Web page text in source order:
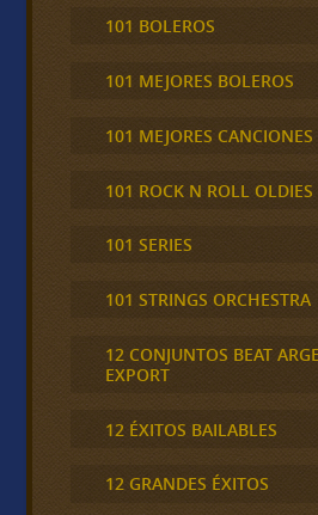
101 BOLEROS
101 MEJORES BOLEROS
101 MEJORES
101 ROCK N ROLL
101 SERIES
101 STRINGS ORCHESTRA
12 CONJUNTOS BEAT
EXPORT
12 ÉXITOS BAILABLES
12 GRANDES ÉXITOS